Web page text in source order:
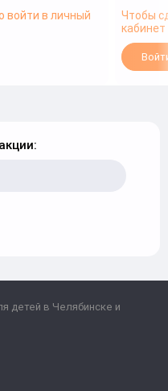
войти в личный
Чтобы
кабинет
детей в Челябинске и